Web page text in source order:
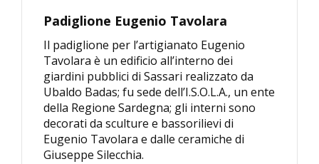
Padiglione Eugenio Tavolara
Il padiglione per l’artigianato Eugenio
Tavolara è un edificio all’interno dei
giardini pubblici di Sassari realizzato da
Ubaldo Badas; fu sede dell’I.S.O.L.A., un ente
della Regione Sardegna; gli interni sono
decorati da sculture e bassorilievi di
Eugenio Tavolara e dalle ceramiche di
Giuseppe Silecchia.